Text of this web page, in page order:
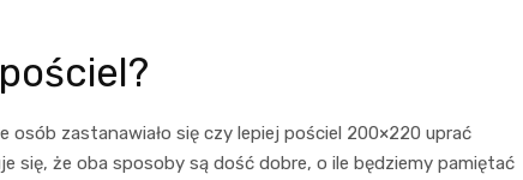
osób zastanawiało się czy lepiej pościel 200×220 uprać
się, że oba sposoby są dość dobre, o ile będziemy pamiętać